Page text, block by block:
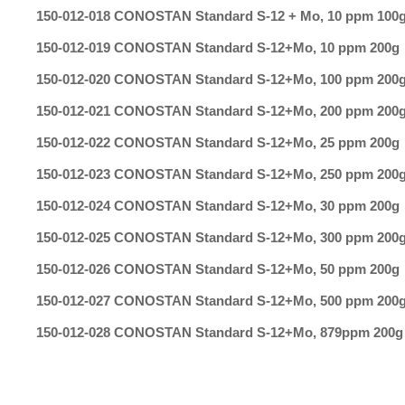
150-012-018 CONOSTAN Standard S-12 + Mo, 10 ppm 100g
150-012-019 CONOSTAN Standard S-12+Mo, 10 ppm 200g
150-012-020 CONOSTAN Standard S-12+Mo, 100 ppm 200g
150-012-021 CONOSTAN Standard S-12+Mo, 200 ppm 200g
150-012-022 CONOSTAN Standard S-12+Mo, 25 ppm 200g
150-012-023 CONOSTAN Standard S-12+Mo, 250 ppm 200g
150-012-024 CONOSTAN Standard S-12+Mo, 30 ppm 200g
150-012-025 CONOSTAN Standard S-12+Mo, 300 ppm 200g
150-012-026 CONOSTAN Standard S-12+Mo, 50 ppm 200g
150-012-027 CONOSTAN Standard S-12+Mo, 500 ppm 200g
150-012-028 CONOSTAN Standard S-12+Mo, 879ppm 200g